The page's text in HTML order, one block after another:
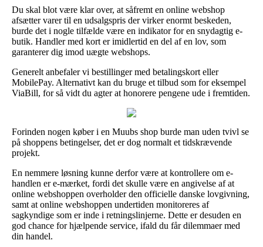
Du skal blot være klar over, at såfremt en online webshop
afsætter varer til en udsalgspris der virker enormt beskeden,
burde det i nogle tilfælde være en indikator for en snydagtig e-
butik. Handler med kort er imidlertid en del af en lov, som
garanterer dig imod uægte webshops.
Generelt anbefaler vi bestillinger med betalingskort eller
MobilePay. Alternativt kan du bruge et tilbud som for eksempel
ViaBill, for så vidt du agter at honorere pengene ude i fremtiden.
Forinden nogen køber i en Muubs shop burde man uden tvivl se
på shoppens betingelser, det er dog normalt et tidskrævende
projekt.
En nemmere løsning kunne derfor være at kontrollere om e-
handlen er e-mærket, fordi det skulle være en angivelse af at
online webshoppen overholder den officielle danske lovgivning,
samt at online webshoppen undertiden monitoreres af
sagkyndige som er inde i retningslinjerne. Dette er desuden en
god chance for hjælpende service, ifald du får dilemmaer med
din handel.